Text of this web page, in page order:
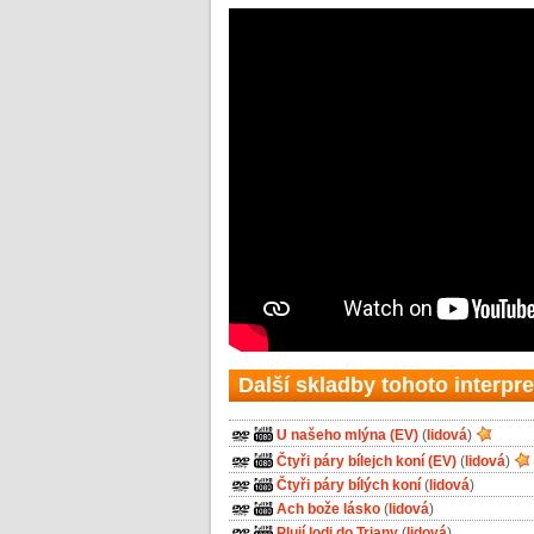
Další skladby tohoto
U našeho mlýna (EV) (lidová)
Čtyři páry bílejch koní (EV) (lidová)
Čtyři páry bílých koní ( lidová)
Ach bože lásko ( lidová)